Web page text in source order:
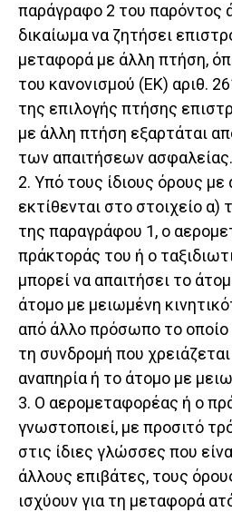
παράγραφο 2 του παρόντος
δικαίωμα να ζητήσει
μεταφορά με άλλη πτήση,
του κανονισμού (ΕΚ) αριθ.
της επιλογής πτήσης
με άλλη πτήση εξαρτάται
των απαιτήσεων ασφαλείας.
2. Υπό τους ίδιους όρους
εκτίθενται στο στοιχείο
της παραγράφου 1, ο
πράκτοράς του ή ο
μπορεί να απαιτήσει το
άτομο με μειωμένη
από άλλο πρόσωπο το οποίο
τη συνδρομή που
αναπηρία ή το άτομο με
3. Ο αερομεταφορέας ή ο
γνωστοποιεί, με προσιτό
στις ίδιες γλώσσες που
άλλους επιβάτες, τους
ισχύουν για τη μεταφορά